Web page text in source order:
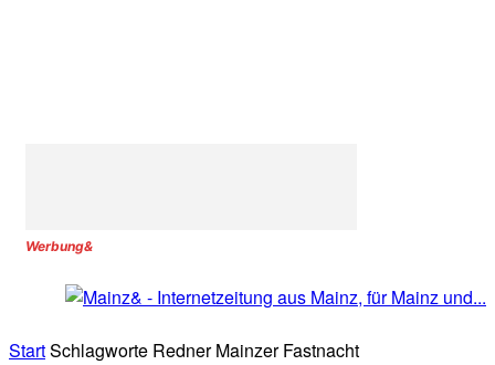
Werbung&
StartSchlagworte Redner Mainzer Fastnacht